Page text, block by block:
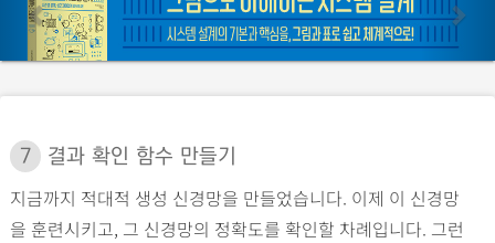
r
e
o
u
s
e
x
7 결과 확인 함수 만들기
지금까지 적대적 생성 신경망을 만들었습니다. 이제 이 신경망
을 훈련시키고, 그 신경망의 정확도를 확인할 차례입니다. 그런